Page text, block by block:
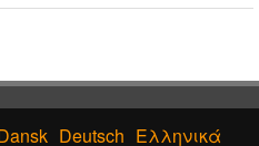
Deutsch Ελληνικά